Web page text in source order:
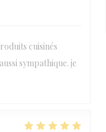
cuisinés
sympathique. je